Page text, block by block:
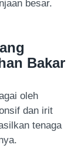
besar.
Bakar
oleh
dan irit
tenaga